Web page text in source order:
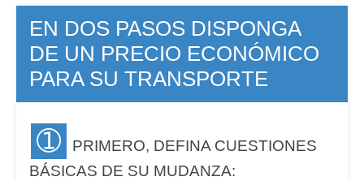
EN DOS PASOS DISPONGA
DE UN PRECIO ECONÓMICO
PARA SU TRANSPORTE
➀
PRIMERO, DEFINA CUESTIONES
BÁSICAS DE SU MUDANZA: